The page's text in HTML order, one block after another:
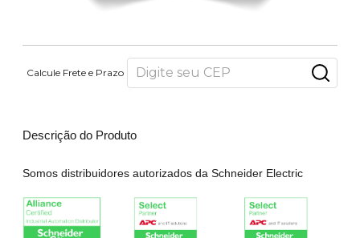
Calcule Frete e Prazo
Descrição do Produto
Somos distribuidores autorizados da Schneider Electric